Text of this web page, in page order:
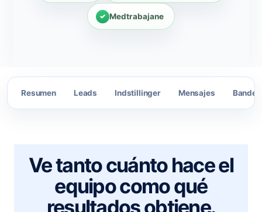
Medtrabajane
Resumen Leads Indstillinger Mensajes
Ve tanto cuánto hace el
equipo como qué
resultados obtiene.